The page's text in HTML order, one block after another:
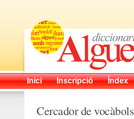
Inici Inscripció Índex
Cercador de vocàbols